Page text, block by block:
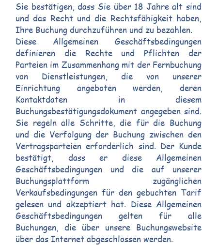
Sie bestätigen, dass Sie über 18 Jahre alt sind
und das Recht und die Rechtsfähigkeit haben,
Ihre Buchung durchzuführen und zu bezahlen.
Diese Allgemeinen Geschäftsbedingungen
definieren die Rechte und Pflichten der
Parteien im Zusammenhang mit der Fernbuchung
von Dienstleistungen, die von unserer
Einrichtung angeboten werden, deren
Kontaktdaten in diesem
Buchungsbestätigungsdokument angegeben sind.
Sie regeln alle Schritte, die für die Buchung
und die Verfolgung der Buchung zwischen den
Vertragsparteien erforderlich sind. Der Kunde
bestätigt, dass er diese Allgemeinen
Geschäftsbedingungen und die auf unserer
Buchungsplattform zugänglichen
Verkaufsbedingungen für den gebuchten Tarif
gelesen und akzeptiert hat. Diese Allgemeinen
Geschäftsbedingungen gelten für alle
Buchungen, die über unsere Buchungswebsite
über das Internet abgeschlossen werden.